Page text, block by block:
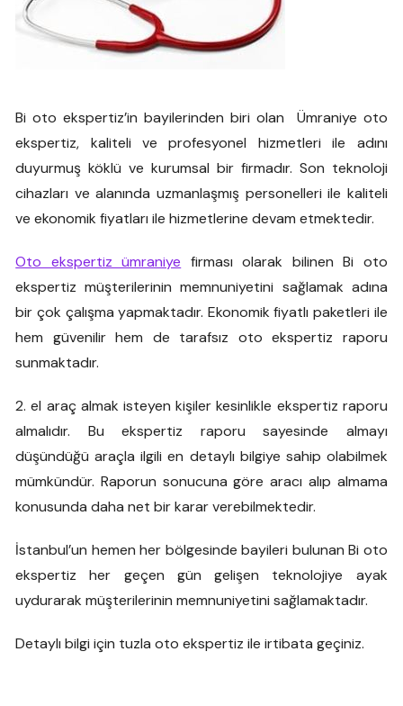
Bi oto ekspertiz’in bayilerinden biri olan Ümraniye oto
ekspertiz, kaliteli ve profesyonel hizmetleri ile adını
duyurmuş köklü ve kurumsal bir firmadır. Son teknoloji
cihazları ve alanında uzmanlaşmış personelleri ile kaliteli
ve ekonomik fiyatları ile hizmetlerine devam etmektedir.
Oto ekspertiz ümraniye firması olarak bilinen Bi oto
ekspertiz müşterilerinin memnuniyetini sağlamak adına
bir çok çalışma yapmaktadır. Ekonomik fiyatlı paketleri ile
hem güvenilir hem de tarafsız oto ekspertiz raporu
sunmaktadır.
2. el araç almak isteyen kişiler kesinlikle ekspertiz raporu
almalıdır. Bu ekspertiz raporu sayesinde almayı
düşündüğü araçla ilgili en detaylı bilgiye sahip olabilmek
mümkündür. Raporun sonucuna göre aracı alıp almama
konusunda daha net bir karar verebilmektedir.
İstanbul’un hemen her bölgesinde bayileri bulunan Bi oto
ekspertiz her geçen gün gelişen teknolojiye ayak
uydurarak müşterilerinin memnuniyetini sağlamaktadır.
Detaylı bilgi için tuzla oto ekspertiz ile irtibata geçiniz.